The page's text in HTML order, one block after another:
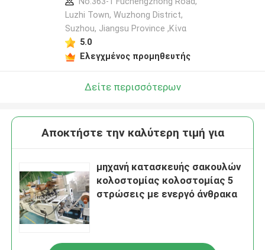
Luzhi Town, Wuzhong District,
Suzhou, Jiangsu Province ,Κίνα
5.0
Ελεγχμένος προμηθευτής
Δείτε περισσότερων
Αποκτήστε την καλύτερη τιμή για
μηχανή κατασκευής σακουλών
κολοστομίας κολοστομίας 5
στρώσεις με ενεργό άνθρακα